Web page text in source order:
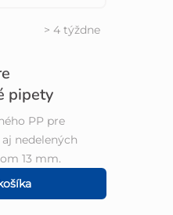
pipety
> 4 týždne
PP pre
nedelených
13 mm.